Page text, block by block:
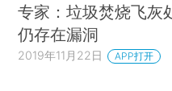
专家：垃圾焚烧飞灰
仍存在漏洞
2019年11月22日 APP打开